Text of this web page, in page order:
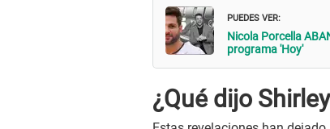
PUEDES VER:
Nicola Porcella
programa 'Hoy'
¿Qué dijo